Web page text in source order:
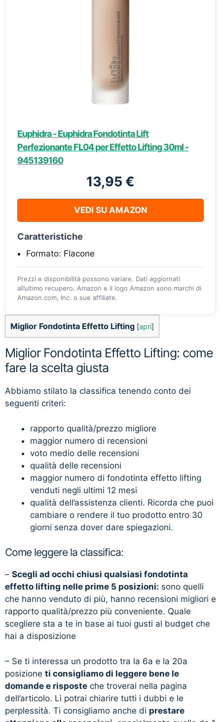
Euphidra - Euphidra Fondotinta Lift
Perfezionante FL04 per Effetto Lifting 30ml -
945139160
13,95 €
VEDI SU AMAZON
Caratteristiche
Formato: Flacone
Prezzi e disponibilità possono variare. Dati aggiornati
all’ultimo recupero. Amazon e il logo Amazon sono marchi di
Amazon.com, Inc. o sue affiliate.
Miglior Fondotinta Effetto Lifting [apri]
Miglior Fondotinta Effetto Lifting: come
fare la scelta giusta
Abbiamo stilato la classifica tenendo conto dei
seguenti criteri:
rapporto qualità/prezzo migliore
maggior numero di recensioni
voto medio delle recensioni
qualità delle recensioni
maggior numero di fondotinta effetto lifting
venduti negli ultimi 12 mesi
qualità dell’assistenza clienti. Ricorda che puoi
cambiare o rendere il tuo prodotto entro 30
giorni senza dover dare spiegazioni.
Come leggere la classifica:
– Scegli ad occhi chiusi qualsiasi fondotinta
effetto lifting nelle prime 5 posizioni: sono quelli
che hanno venduto di più, hanno recensioni migliori e
rapporto qualità/prezzo più conveniente. Quale
scegliere sta a te in base ai tuoi gusti al budget che
hai a disposizione
– Se ti interessa un prodotto tra la 6a e la 20a
posizione ti consigliamo di leggere bene le
domande e risposte che troverai nella pagina
dell’articolo. Lì potrai chiarire tutti i dubbi e le
perplessità. Ti consigliamo anche di prestare